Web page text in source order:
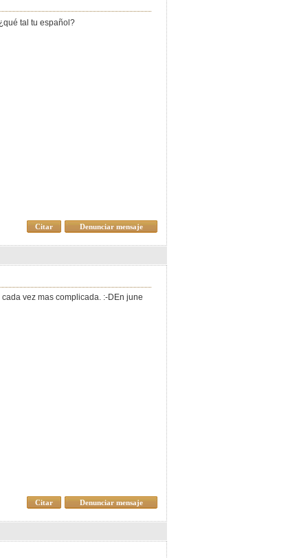
tal tu español?
Denunciar mensaje
Citar
vez mas complicada. :-DEn june
Denunciar mensaje
Citar